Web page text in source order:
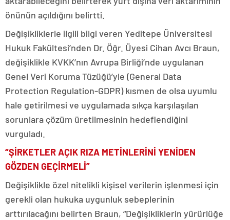
önünün açıldığını belirtti.
Değişikliklerle ilgili bilgi veren Yeditepe Üniversitesi
Hukuk Fakültesi’nden Dr. Öğr. Üyesi Cihan Avcı Braun,
değişiklikle KVKK’nın Avrupa Birliği’nde uygulanan
Genel Veri Koruma Tüzüğü’yle (General Data
Protection Regulation-GDPR) kısmen de olsa uyumlu
hale getirilmesi ve uygulamada sıkça karşılaşılan
sorunlara çözüm üretilmesinin hedeflendiğini
vurguladı.
“ŞİRKETLER AÇIK RIZA METİNLERİNİ YENİDEN
GÖZDEN GEÇİRMELİ”
Değişiklikle özel nitelikli kişisel verilerin işlenmesi için
gerekli olan hukuka uygunluk sebeplerinin
arttırılacağını belirten Braun, “Değişikliklerin yürürlüğe